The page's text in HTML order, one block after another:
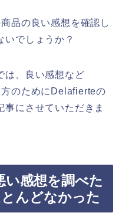
品の良い感想を確認し
いでしょうか？
は、良い感想など
のためにDelafierteの
にさせていただきま
感想を調べた
んどなかった